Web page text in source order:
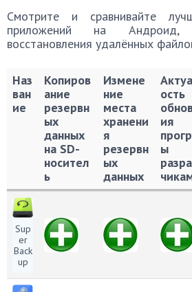
Смотрите и сравнивайте
приложений на
восстановления удалённых
Наз
ван
ие
Копиров
ание
резервн
ых
данных
на SD-
носител
ь
Измене
ние
места
хранени
я
резервн
ых
данных
ость
ия
ы
Наз
ван
ие
резервн
ых
данных
носител
места
хранени
я
ых
ия
Sup
er
Back
up